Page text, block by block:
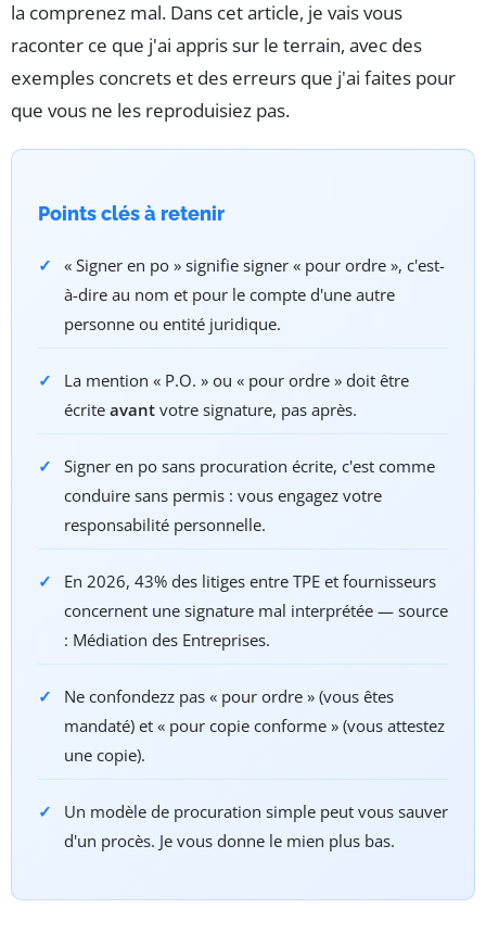
la comprenez mal. Dans cet article, je vais vous
raconter ce que j'ai appris sur le terrain, avec des
exemples concrets et des erreurs que j'ai faites pour
que vous ne les reproduisiez pas.
Points clés à retenir
« Signer en po » signifie signer « pour ordre », c'est-
à-dire au nom et pour le compte d'une autre
personne ou entité juridique.
La mention « P.O. » ou « pour ordre » doit être
écrite avant votre signature, pas après.
Signer en po sans procuration écrite, c'est comme
conduire sans permis : vous engagez votre
responsabilité personnelle.
En 2026, 43% des litiges entre TPE et fournisseurs
concernent une signature mal interprétée — source
: Médiation des Entreprises.
Ne confondezz pas « pour ordre » (vous êtes
mandaté) et « pour copie conforme » (vous attestez
une copie).
Un modèle de procuration simple peut vous sauver
d'un procès. Je vous donne le mien plus bas.